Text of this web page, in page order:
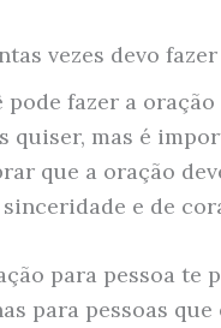
vezes devo
pode fazer a
quiser, mas é
que a oração
e de
para pessoa te
para pessoas que